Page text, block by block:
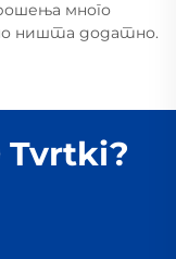
много
ништа додатно.
Tvrtki?